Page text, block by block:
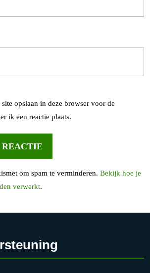
opslaan in deze browser voor de
ik een reactie plaats.
om spam te verminderen. Bekijk hoe je
verwerkt.